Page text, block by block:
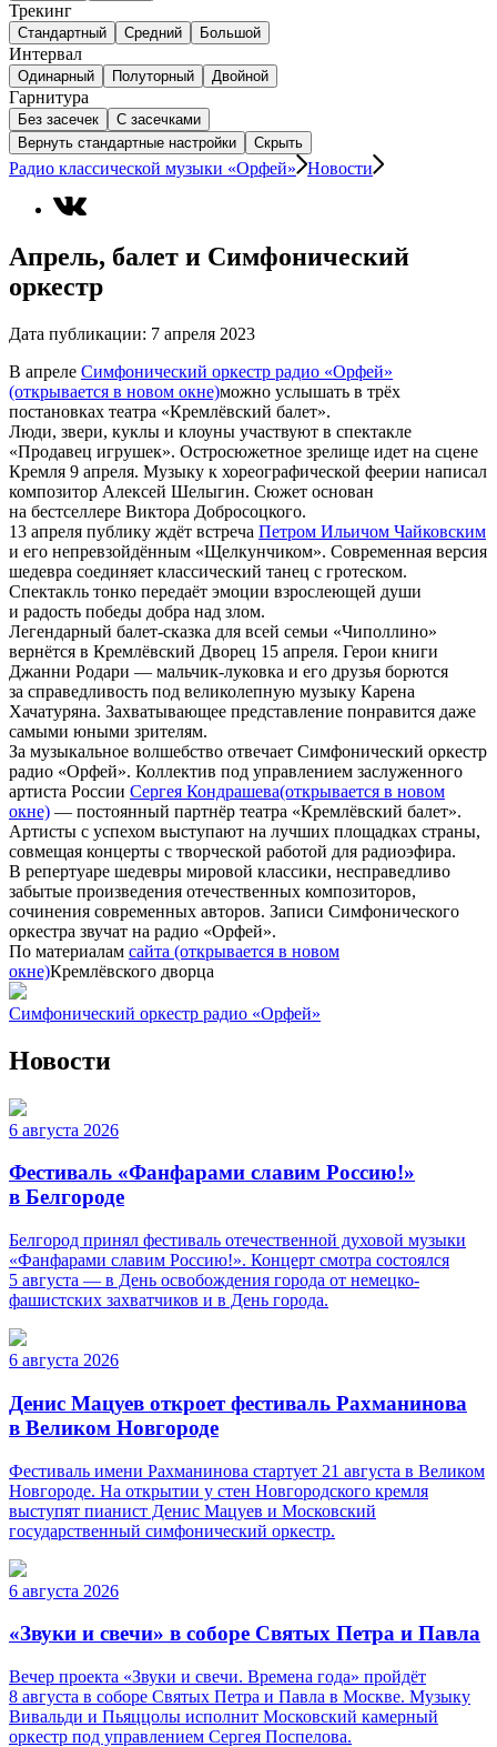
Трекинг
Стандартный Средний Большой
Интервал
Одинарный Полуторный Двойной
Гарнитура
Без засечек
С засечками
Вернуть стандартные настройки
Скрыть
Радио классической музыки «Орфей» Новости
Апрель, балет и Симфонический
оркестр
Дата публикации: 7 апреля 2023
В апреле Симфонический оркестр радио «Орфей»
(открывается в новом окне)можно услышать в трёх
постановках театра «Кремлёвский балет».
Люди, звери, куклы и клоуны участвуют в спектакле
«Продавец игрушек». Остросюжетное зрелище идет на сцене
Кремля 9 апреля. Музыку к хореографической феерии написал
композитор Алексей Шелыгин. Сюжет основан
на бестселлере Виктора Добросоцкого.
13 апреля публику ждёт встреча Петром Ильичом Чайковским
и его непревзойдённым «Щелкунчиком». Современная версия
шедевра соединяет классический танец с гротеском.
Спектакль тонко передаёт эмоции взрослеющей души
и радость победы добра над злом.
Легендарный балет-сказка для всей семьи «Чиполлино»
вернётся в Кремлёвский Дворец 15 апреля. Герои книги
Джанни Родари — мальчик-луковка и его друзья борются
за справедливость под великолепную музыку Карена
Хачатуряна. Захватывающее представление понравится даже
самыми юными зрителям.
За музыкальное волшебство отвечает Симфонический оркестр
радио «Орфей». Коллектив под управлением заслуженного
артиста России Сергея Кондрашева(открывается в новом
окне) — постоянный партнёр театра «Кремлёвский балет».
Артисты с успехом выступают на лучших площадках страны,
совмещая концерты с творческой работой для радиоэфира.
В репертуаре шедевры мировой классики, несправедливо
забытые произведения отечественных композиторов,
сочинения современных авторов. Записи Симфонического
оркестра звучат на радио «Орфей».
По материалам сайта (открывается в новом
окне)Кремлёвского дворца
Симфонический оркестр радио «Орфей»
Новости
6 августа 2026
Фестиваль «Фанфарами славим Россию!»
в Белгороде
Белгород принял фестиваль отечественной духовой музыки
«Фанфарами славим Россию!». Концерт смотра состоялся
5 августа — в День освобождения города от немецко-
фашистских захватчиков и в День города.
6 августа 2026
Денис Мацуев откроет фестиваль Рахманинова
в Великом Новгороде
Фестиваль имени Рахманинова стартует 21 августа в Великом
Новгороде. На открытии у стен Новгородского кремля
выступят пианист Денис Мацуев и Московский
государственный симфонический оркестр.
6 августа 2026
«Звуки и свечи» в соборе Святых Петра и Павла
Вечер проекта «Звуки и свечи. Времена года» пройдёт
8 августа в соборе Святых Петра и Павла в Москве. Музыку
Вивальди и Пьяццолы исполнит Московский камерный
оркестр под управлением Сергея Поспелова.